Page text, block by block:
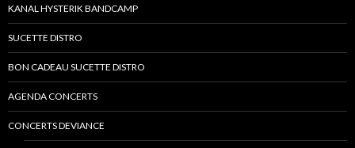
KANAL HYSTERIK BANDCAMP
SUCETTE DISTRO
BON CADEAU SUCETTE DISTRO
AGENDA CONCERTS
CONCERTS DEVIANCE